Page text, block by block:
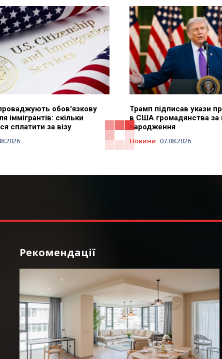
обов'язкову
іммігрантів: скільки
сплатити за візу
Трамп підписав укази
в США громадянства за
народження
Новини 07.08.2026
Рекомендації